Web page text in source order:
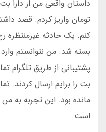
تومان واریز کردم. قصد
کنم. یک حادثه غیرمنتظره
بسته شد. من نتوانستم
پشتیبانی از طریق تلگرام
بت را برایم ارسال کردند.
مانده بود. این تجربه به
است.